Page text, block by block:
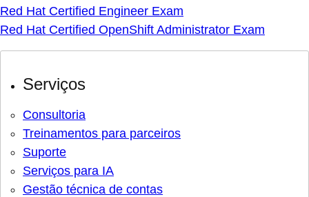
Red Hat Certified Engineer Exam
Red Hat Certified OpenShift Administrator Exam
Serviços
Consultoria
Treinamentos para parceiros
Suporte
Serviços para IA
Gestão técnica de contas